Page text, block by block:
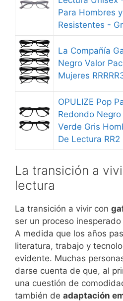
Para Hombres
Resistentes -
La Compañía
Negro Valor
Mujeres
OPULIZE Pop
Redondo
Verde Gris
De Lectura RR2
La transición a
lectura
La transición a vivir con
ser un proceso
A medida que los años
literatura, trabajo y
evidente. Muchas
darse cuenta de que, al
una cuestión de
también de adaptación